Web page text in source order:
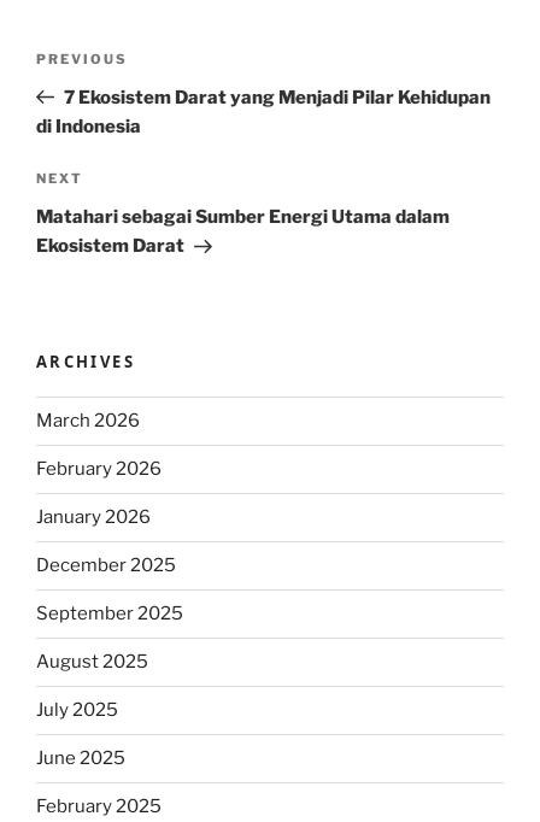
Previous
Post
PREVIOUS
7 Ekosistem Darat yang Menjadi Pilar Kehidupan
di Indonesia
Next
Post
NEXT
Matahari sebagai Sumber Energi Utama dalam
Ekosistem Darat
ARCHIVES
March 2026
February 2026
January 2026
December 2025
September 2025
August 2025
July 2025
June 2025
February 2025